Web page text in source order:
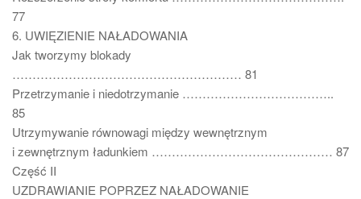
77
6. UWIĘZIENIE NAŁADOWANIA
Jak tworzymy blokady
………………………………………………… 81
Przetrzymanie i niedotrzymanie ………………………………..
85
Utrzymywanie równowagi między wewnętrznym
i zewnętrznym ładunkiem ……………………………………… 87
Część II
UZDRAWIANIE POPRZEZ NAŁADOWANIE